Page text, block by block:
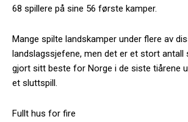
68 spillere på sine 56 første kamper.
Mange spilte landskamper under flere av
landslagssjefene, men det er et stort antall
gjort sitt beste for Norge i de siste tiårene
et sluttspill.
Fullt hus for fire